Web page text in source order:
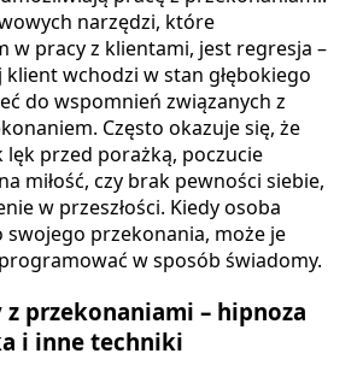
narzędzi, które
w pracy z klientami, jest regresja –
wchodzi w stan głębokiego
do wspomnień związanych z
Często okazuje się, że
lęk przed porażką, poczucie
miłość, czy brak pewności siebie,
w przeszłości. Kiedy osoba
swojego przekonania, może je
w sposób świadomy.
przekonaniami – hipnoza
i inne techniki